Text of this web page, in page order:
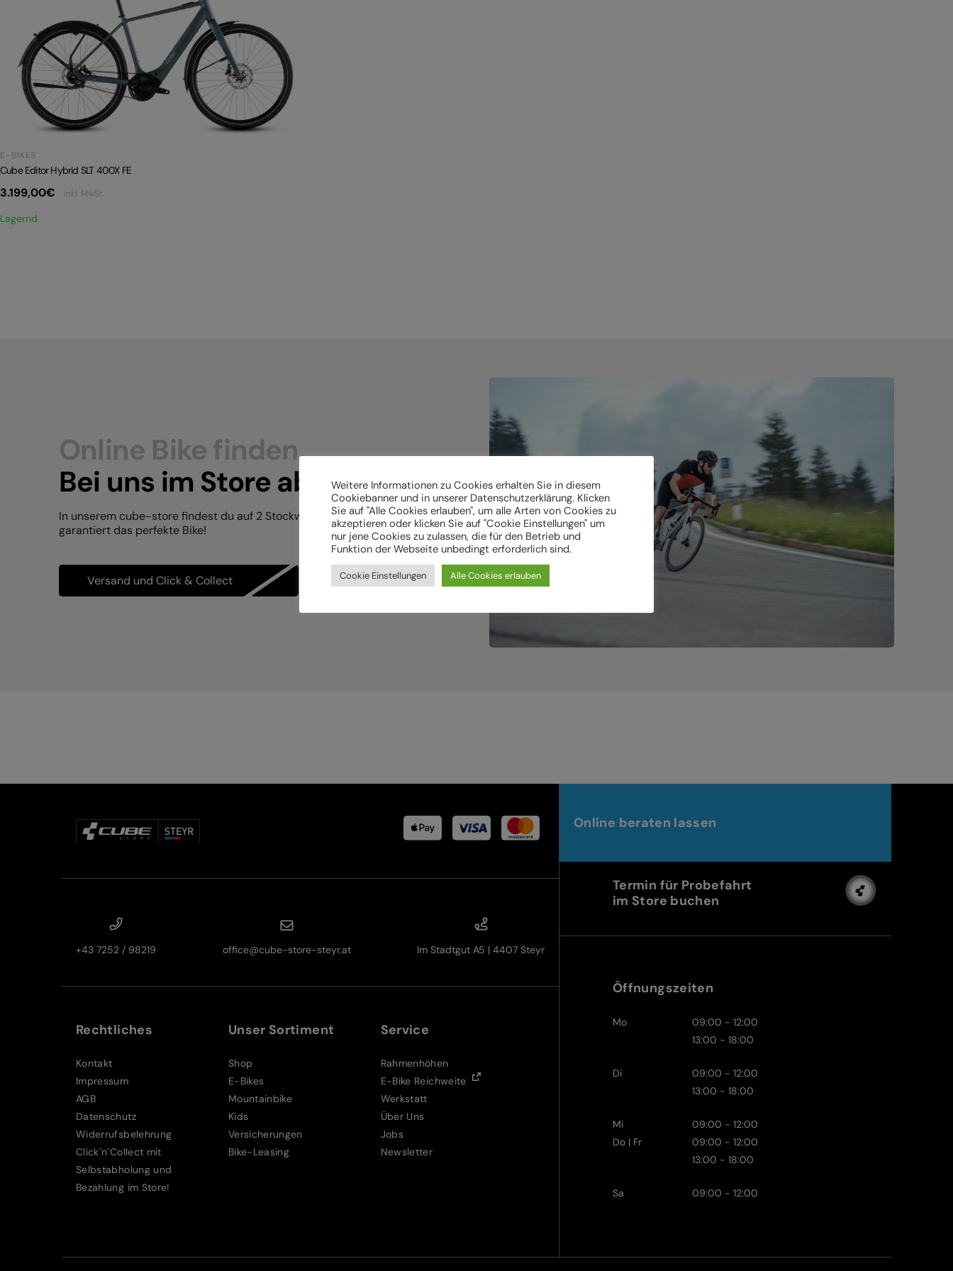
E-BIKES
Cube Editor Hybrid SLT 400X FE
3.199,00€ inkl. MwSt.
Lagernd
Online Bike finden.
Bei uns im Store abholen.
In unserem cube-store findest du auf 2 Stockwerken
garantiert das perfekte Bike!
Versand und Click & Collect
+43 7252 / 98219 office@cube-store-steyr.at Im Stadtgut A5 | 4407 Steyr
Rechtliches
Kontakt
Impressum
AGB
Datenschutz
Widerrufsbelehrung
Click´n´Collect mit
Selbstabholung und
Bezahlung im Store!
Unser Sortiment
Shop
E-Bikes
Mountainbike
Kids
Versicherungen
Bike-Leasing
Service
Rahmenhöhen
E-Bike Reichweite
Werkstatt
Über Uns
Jobs
Newsletter
Online beraten lassen
Termin für Probefahrt
im Store buchen
Öffnungszeiten
Mo
09:00 - 12:00
13:00 - 18:00
Di
09:00 - 12:00
13:00 - 18:00
Mi
09:00 - 12:00
Do | Fr
09:00 - 12:00
13:00 - 18:00
Sa 09:00 - 12:00
Weitere Informationen zu Cookies erhalten Sie in diesem
Cookiebanner und in unserer Datenschutzerklärung. Klicken
Sie auf "Alle Cookies erlauben", um alle Arten von Cookies zu
akzeptieren oder klicken Sie auf "Cookie Einstellungen" um
nur jene Cookies zu zulassen, die für den Betrieb und
Funktion der Webseite unbedingt erforderlich sind.
Cookie Einstellungen Alle Cookies erlauben